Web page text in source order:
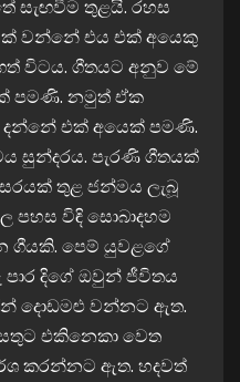
සැඟවීම තුළයි. රහස
වන්නේ එය එක් අයෙකු
විටය. ගීතයට අනුව මේ
පමණි. නමුත් ඒක
දන්නේ එක් අයෙක් පමණි.
සුන්දරය. පැරණි ගීතයක්
තුළ ජන්මය ලැබූ
පහස විඳි සොබාදහම
ගීයකි. පෙම් යුවළගේ
දිගේ ඔවුන් ජීවිතය
දොඩමළු වන්නට ඇත.
එකිනෙකා වෙත
කරන්නට ඇත. හදවත්